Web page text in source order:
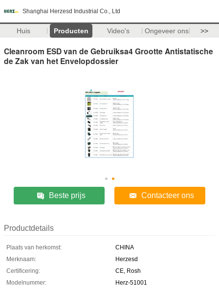
Shanghai Herzesd Industrial Co., Ltd
Huis Producten Video's Ongeveer ons >>
Cleanroom ESD van de Gebruiksa4 Grootte Antistatische
de Zak van het Envelopdossier
Beste prijs Contacteer ons
Productdetails
Plaats van herkomst:
CHINA
Merknaam:
Herzesd
Certificering:
CE, Rosh
Modelnummer:
Herz-51001